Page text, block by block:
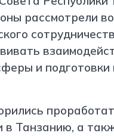
рассмотрели
и
в Танзанию, а